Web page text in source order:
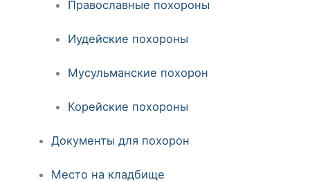
Православные похороны
Иудейские похороны
Мусульманские похорон
Корейские похороны
Документы для похорон
Место на кладбище